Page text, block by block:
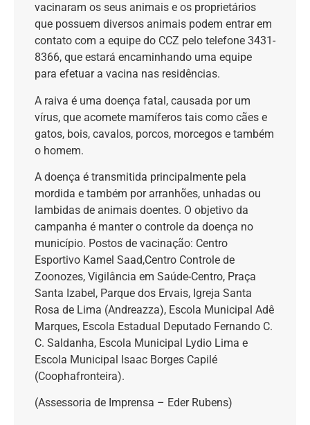
vacinaram os seus animais e os proprietários
que possuem diversos animais podem entrar em
contato com a equipe do CCZ pelo telefone 3431-
8366, que estará encaminhando uma equipe
para efetuar a vacina nas residências.
A raiva é uma doença fatal, causada por um
vírus, que acomete mamíferos tais como cães e
gatos, bois, cavalos, porcos, morcegos e também
o homem.
A doença é transmitida principalmente pela
mordida e também por arranhões, unhadas ou
lambidas de animais doentes. O objetivo da
campanha é manter o controle da doença no
município. Postos de vacinação: Centro
Esportivo Kamel Saad,Centro Controle de
Zoonozes, Vigilância em Saúde-Centro, Praça
Santa Izabel, Parque dos Ervais, Igreja Santa
Rosa de Lima (Andreazza), Escola Municipal Adê
Marques, Escola Estadual Deputado Fernando C.
C. Saldanha, Escola Municipal Lydio Lima e
Escola Municipal Isaac Borges Capilé
(Coophafronteira).
(Assessoria de Imprensa – Eder Rubens)